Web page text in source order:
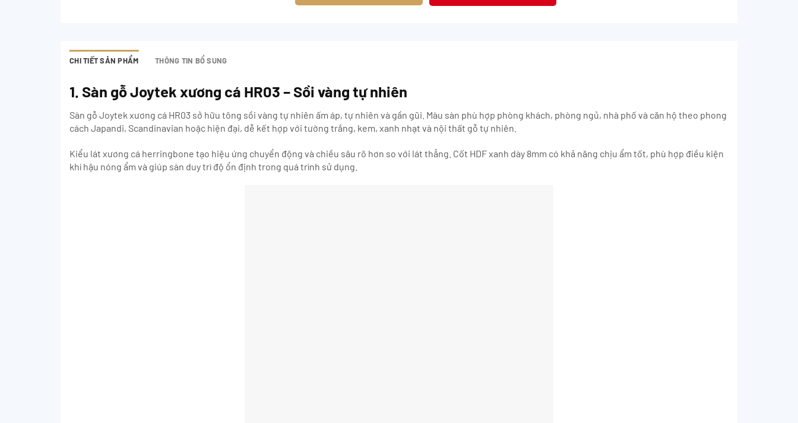
CHI TIẾT SẢN PHẨM THÔNG TIN BỔ SUNG
1. Sàn gỗ Joytek xương cá HR03 – Sồi vàng tự nhiên
Sàn gỗ Joytek xương cá HR03 sở hữu tông sồi vàng tự nhiên ấm áp, tự nhiên và gần gũi. Màu sàn phù hợp phòng khách, phòng ngủ, nhà phố và căn hộ theo phong
cách Japandi, Scandinavian hoặc hiện đại, dễ kết hợp với tường trắng, kem, xanh nhạt và nội thất gỗ tự nhiên.
Kiểu lát xương cá herringbone tạo hiệu ứng chuyển động và chiều sâu rõ hơn so với lát thẳng. Cốt HDF xanh dày 8mm có khả năng chịu ẩm tốt, phù hợp điều kiện
khí hậu nóng ẩm và giúp sàn duy trì độ ổn định trong quá trình sử dụng.